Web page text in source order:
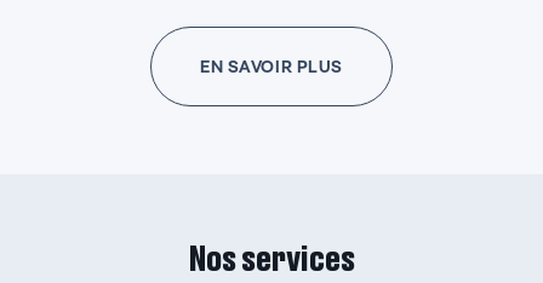
EN SAVOIR PLUS
Nos services